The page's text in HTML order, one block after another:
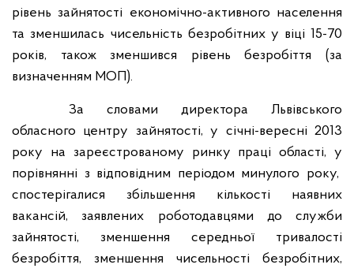
рівень зайнятості економічно-активного населення
та зменшилась чисельність безробітних у віці 15-70
років, також зменшився рівень безробіття (за
визначенням МОП).
За словами директора Львівського
обласного центру зайнятості, у січні-вересні 2013
року на зареєстрованому ринку праці області, у
порівнянні з відповідним періодом минулого року,
спостерігалися збільшення кількості наявних
вакансій, заявлених роботодавцями до служби
зайнятості, зменшення середньої тривалості
безробіття, зменшення чисельності безробітних,